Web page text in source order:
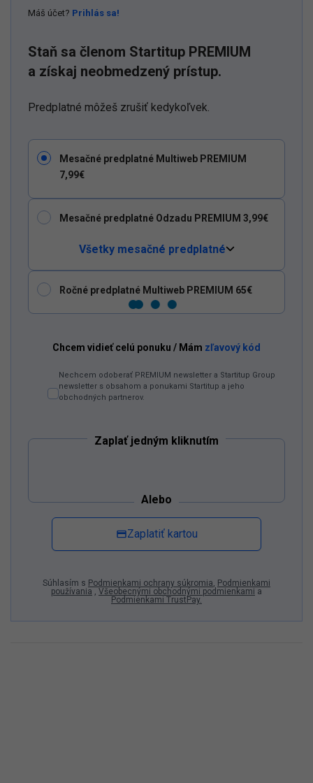
Máš účet? Prihlás sa!
Staň sa členom Startitup PREMIUM
a získaj neobmedzený prístup.
Predplatné môžeš zrušiť kedykoľvek.
Mesačné predplatné Multiweb PREMIUM
7,99€
Mesačné predplatné Odzadu PREMIUM 3,99€
Všetky mesačné predplatné
Ročné predplatné Multiweb PREMIUM 65€
Chcem vidieť celú ponuku / Mám zľavový kód
Nechcem odoberať PREMIUM newsletter a Startitup Group
newsletter s obsahom a ponukami Startitup a jeho
obchodných partnerov.
Zaplať jedným kliknutím
Alebo
Zaplatiť kartou
Súhlasím s Podmienkami ochrany súkromia Podmienkami
používania
Všeobecnými obchodnými podmienkami a
Podmienkami TrustPay.